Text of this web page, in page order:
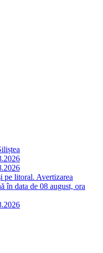
litoral. Avertizarea
în data de 08 august, ora